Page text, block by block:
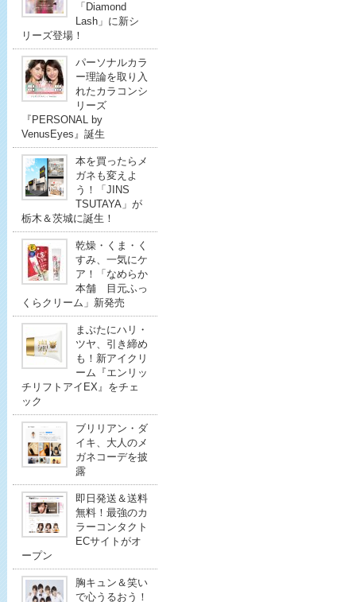
「Diamond
Lash」に新シ
リーズ登場！
パーソナルカラ
ー理論を取り入
れたカラコンシ
リーズ
『PERSONAL by
VenusEyes』誕生
本を買ったらメ
ガネも変えよ
う！「JINS
TSUTAYA」が
栃木＆茨城に誕生！
乾燥・くま・く
すみ、一気にケ
ア！「なめらか
本舗 目元ふっ
くらクリーム」新発売
まぶたにハリ・
ツヤ、引き締め
も！新アイクリ
ーム『エンリッ
チリフトアイEX』をチェ
ック
ブリリアン・ダ
イキ、大人のメ
ガネコーデを披
露
即日発送＆送料
無料！最強のカ
ラーコンタクト
ECサイトがオ
ープン
胸キュン＆笑い
で心うるおう！